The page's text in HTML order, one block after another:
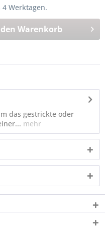
Werktagen.
Warenkorb
das gestrickte oder
mehr